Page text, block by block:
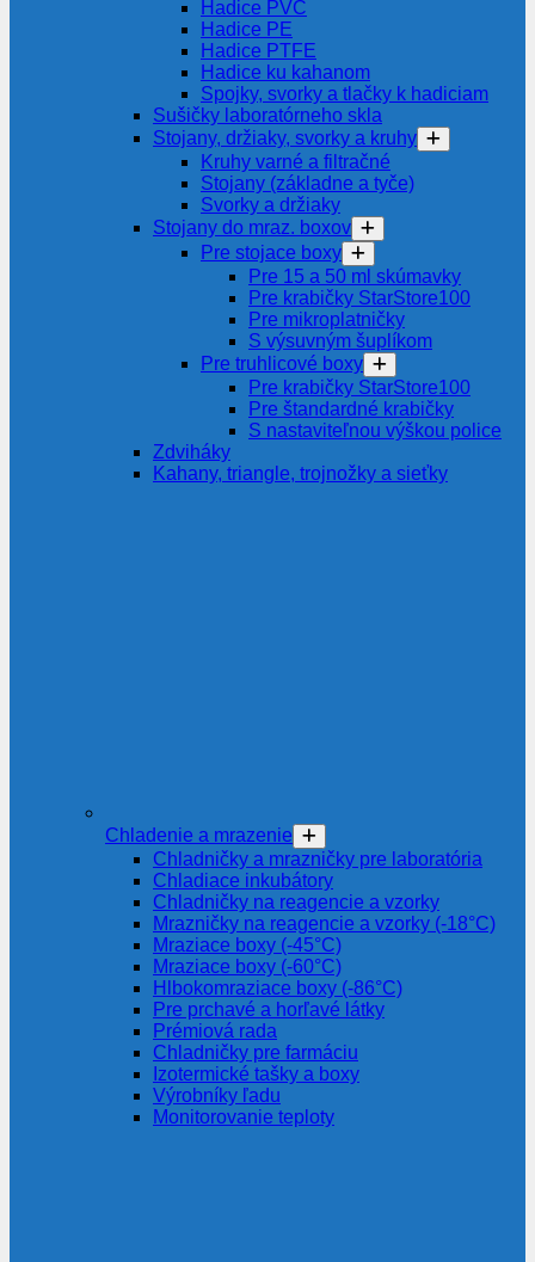
Hadice PVC
Hadice PE
Hadice PTFE
Hadice ku kahanom
Spojky, svorky a tlačky k hadiciam
Sušičky laboratórneho skla
Stojany, držiaky, svorky a kruhy
Kruhy varné a filtračné
Stojany (základne a tyče)
Svorky a držiaky
Stojany do mraz. boxov
Pre stojace boxy
Pre 15 a 50 ml skúmavky
Pre krabičky StarStore100
Pre mikroplatničky
S výsuvným šuplíkom
Pre truhlicové boxy
Pre krabičky StarStore100
Pre štandardné krabičky
S nastaviteľnou výškou police
Zdviháky
Kahany, triangle, trojnožky a sieťky
Chladenie a mrazenie
Chladničky a mrazničky pre laboratória
Chladiace inkubátory
Chladničky na reagencie a vzorky
Mrazničky na reagencie a vzorky (-18°C)
Mraziace boxy (-45°C)
Mraziace boxy (-60°C)
Hlbokomraziace boxy (-86°C)
Pre prchavé a horľavé látky
Prémiová rada
Chladničky pre farmáciu
Izotermické tašky a boxy
Výrobníky ľadu
Monitorovanie teploty